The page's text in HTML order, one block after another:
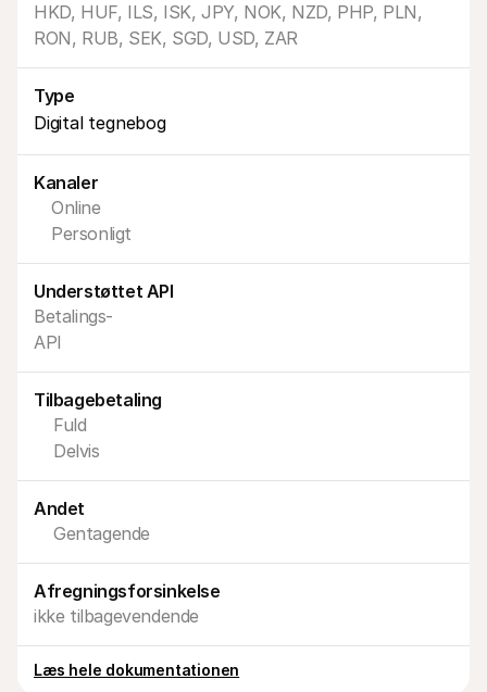
HKD, HUF, ILS, ISK, JPY, NOK, NZD, PHP, PLN,
RON, RUB, SEK, SGD, USD, ZAR
Type
Digital tegnebog
Kanaler
Online
Personligt
Understøttet API
Betalings-
API
Tilbagebetaling
Fuld
Delvis
Andet
Gentagende
Afregningsforsinkelse
ikke tilbagevendende
Læs hele dokumentationen
Tekniske ressourcer
Udviklerportal
Biblioteker
Integrer Mollie med klar-til-brug biblioteker
Discord-fællesskab
Bliv en del af vores udviklerfællesskab
Se vores priser
Om os
værdier
Nyheder
Karrierer
Kom og arbejd hos os - vi søger nye
medarbejdere!
Kontakt
For kunder
For Mollie-kunder
Kontakt vores kundesupport
Kontakt salg
Oplev hvordan vi kan hjælpe din forretning